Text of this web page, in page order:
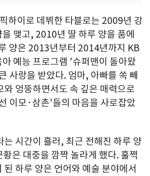
하이로 데뷔한 타블로는 2009년 강
맺고, 2010년 딸 하루 양을 품에
양은 2013년부터 2014년까지 KB
예능 프로그램 '슈퍼맨이 돌아왔
사랑을 받았다. 엄마, 아빠를 쏙 빼
와 엉뚱하면서도 속 깊은 매력으로
이모·삼촌'들의 마음을 사로잡았
는 시간이 흘러, 최근 전해진 하루 양
은 대중을 깜짝 놀라게 했다. 훌쩍
된 하루 양은 언어와 예술 분야에서